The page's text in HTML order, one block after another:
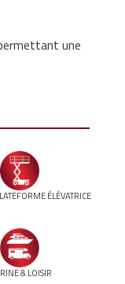
une
ÉLÉVATRICE
& LOISIR